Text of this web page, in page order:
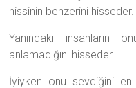
hissinin benzerini hisseder.
Yanındaki insanların
anlamadığını hisseder.
İyiyken onu sevdiğini